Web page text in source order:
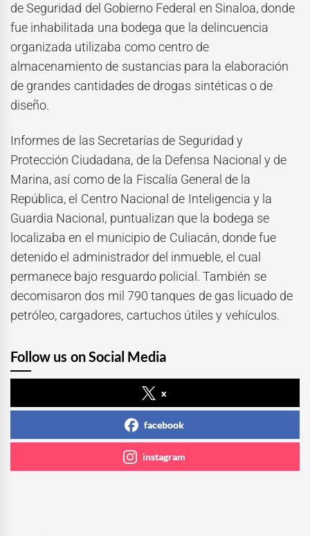
de Seguridad del Gobierno Federal en Sinaloa, donde
fue inhabilitada una bodega que la delincuencia
organizada utilizaba como centro de
almacenamiento de sustancias para la elaboración
de grandes cantidades de drogas sintéticas o de
diseño.
Informes de las Secretarías de Seguridad y
Protección Ciudadana, de la Defensa Nacional y de
Marina, así como de la Fiscalía General de la
República, el Centro Nacional de Inteligencia y la
Guardia Nacional, puntualizan que la bodega se
localizaba en el municipio de Culiacán, donde fue
detenido el administrador del inmueble, el cual
permanece bajo resguardo policial. También se
decomisaron dos mil 790 tanques de gas licuado de
petróleo, cargadores, cartuchos útiles y vehículos.
Follow us on Social Media
x
facebook
instagram